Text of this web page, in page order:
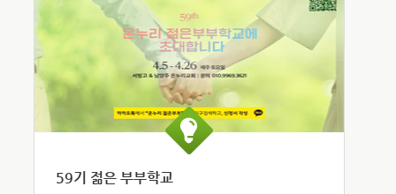
59기 젊은 부부학교